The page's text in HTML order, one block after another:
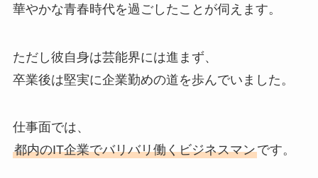
華やかな青春時代を過ごしたことが伺えます。
ただし彼自身は芸能界には進まず、
卒業後は堅実に企業勤めの道を歩んでいました。
仕事面では、
都内のIT企業でバリバリ働くビジネスマンです。